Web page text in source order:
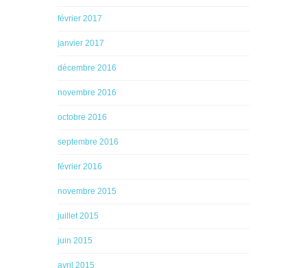
février 2017
janvier 2017
décembre 2016
novembre 2016
octobre 2016
septembre 2016
février 2016
novembre 2015
juillet 2015
juin 2015
avril 2015